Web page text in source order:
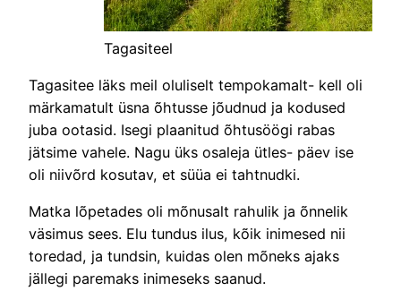
Tagasiteel
Tagasitee läks meil oluliselt tempokamalt- kell oli
märkamatult üsna õhtusse jõudnud ja kodused
juba ootasid. Isegi plaanitud õhtusöögi rabas
jätsime vahele. Nagu üks osaleja ütles- päev ise
oli niivõrd kosutav, et süüa ei tahtnudki.
Matka lõpetades oli mõnusalt rahulik ja õnnelik
väsimus sees. Elu tundus ilus, kõik inimesed nii
toredad, ja tundsin, kuidas olen mõneks ajaks
jällegi paremaks inimeseks saanud.